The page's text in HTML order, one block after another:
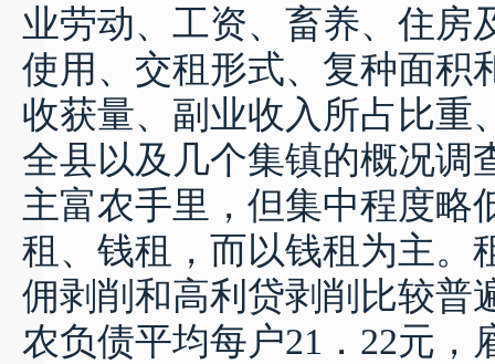
业劳动、工资、畜养、住房
使用、交租形式、复种面积
收获量、副业收入所占比重
全县以及几个集镇的概况调
主富农手里，但集中程度略
租、钱租，而以钱租为主。
佣剥削和高利贷剥削比较普
农负债平均每户21 ． 22元，